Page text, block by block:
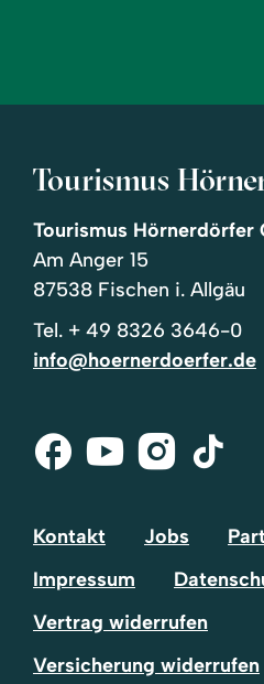
Tourismus
Tourismus Hörnerdörfer
Am Anger 15
87538 Fischen i. Allgäu
Tel. + 49 8326 3646-0
info@hoernerdoerfer.de
Facebook
Youtube
Tik-
Kontakt Jobs
Impressum
Vertrag widerrufen
Versicherung widerrufen